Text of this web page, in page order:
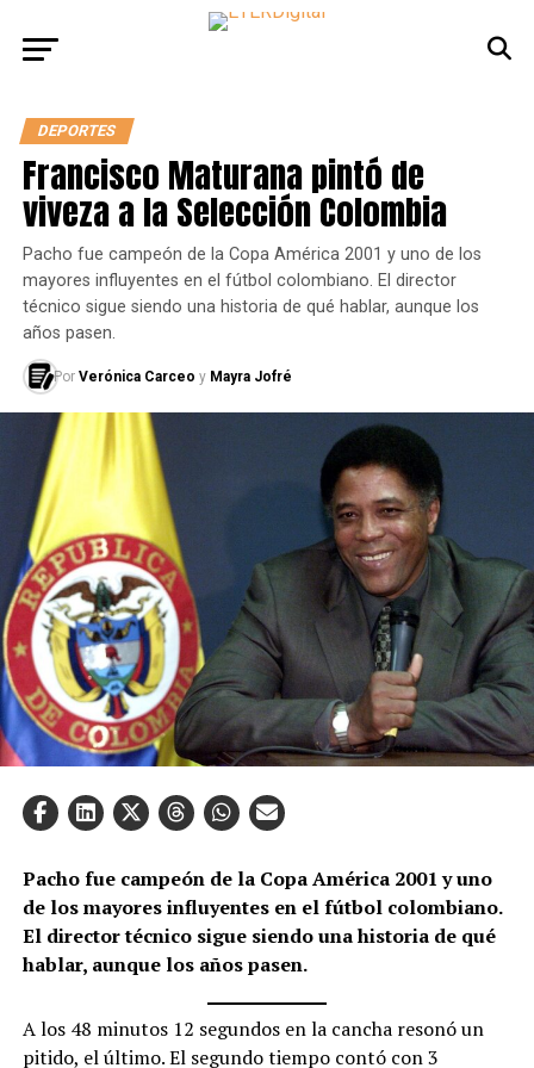
DEPORTES
Francisco Maturana pintó de
viveza a la Selección Colombia
Pacho fue campeón de la Copa América 2001 y uno de los
mayores influyentes en el fútbol colombiano. El director
técnico sigue siendo una historia de qué hablar, aunque los
años pasen.
Por Verónica Carceo y Mayra Jofré
Pacho fue campeón de la Copa América 2001 y uno
de los mayores influyentes en el fútbol colombiano.
El director técnico sigue siendo una historia de qué
hablar, aunque los años pasen.
A los 48 minutos 12 segundos en la cancha resonó un
pitido, el último. El segundo tiempo contó con 3